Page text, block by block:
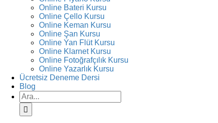
Online Bateri Kursu
Online Çello Kursu
Online Keman Kursu
Online Şan Kursu
Online Yan Flüt Kursu
Online Klarnet Kursu
Online Fotoğrafçılık Kursu
Online Yazarlık Kursu
Ücretsiz Deneme Dersi
Blog
Ara: